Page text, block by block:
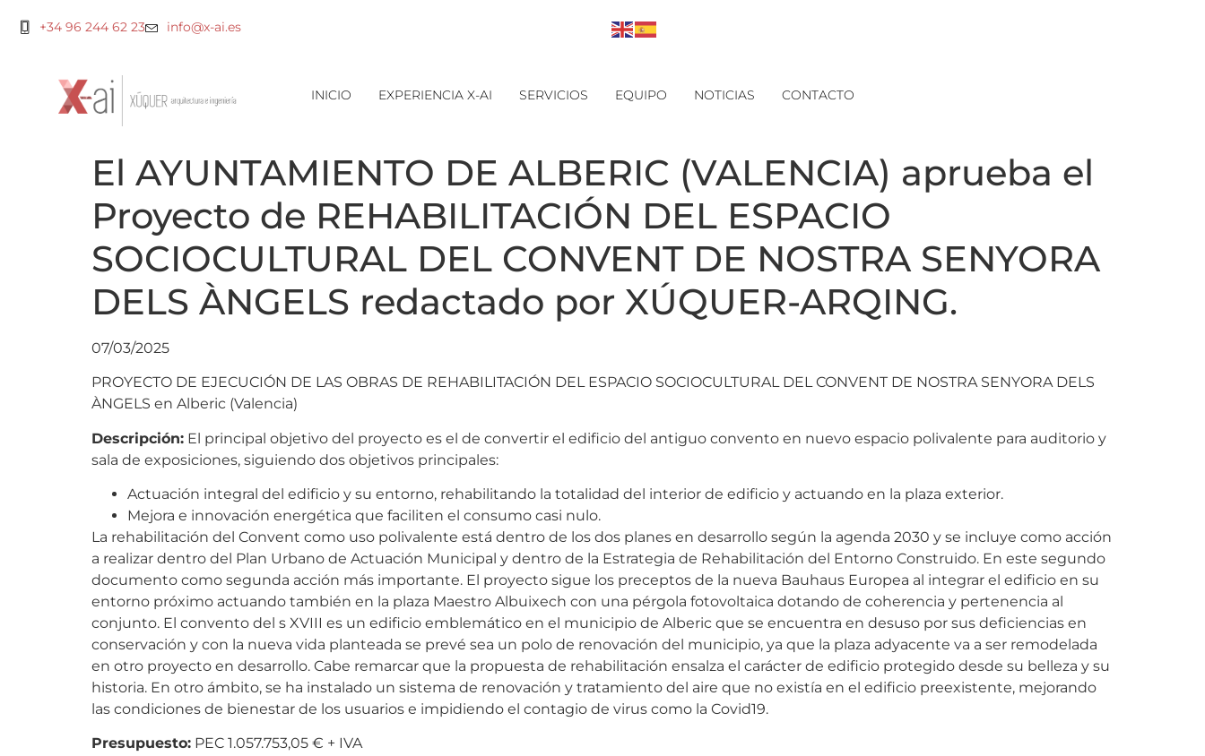
+34 96 244 62 23 info@x-ai.es
INICIO EXPERIENCIA X-AI SERVICIOS EQUIPO NOTICIAS CONTACTO
El AYUNTAMIENTO DE ALBERIC (VALENCIA) aprueba el
Proyecto de REHABILITACIÓN DEL ESPACIO
SOCIOCULTURAL DEL CONVENT DE NOSTRA SENYORA
DELS ÀNGELS redactado por XÚQUER-ARQING.
07/03/2025
PROYECTO DE EJECUCIÓN DE LAS OBRAS DE REHABILITACIÓN DEL ESPACIO SOCIOCULTURAL DEL CONVENT DE NOSTRA SENYORA DELS
ÀNGELS en Alberic (Valencia)
Descripción: El principal objetivo del proyecto es el de convertir el edificio del antiguo convento en nuevo espacio polivalente para auditorio y
sala de exposiciones, siguiendo dos objetivos principales:
Actuación integral del edificio y su entorno, rehabilitando la totalidad del interior de edificio y actuando en la plaza exterior.
Mejora e innovación energética que faciliten el consumo casi nulo.
La rehabilitación del Convent como uso polivalente está dentro de los dos planes en desarrollo según la agenda 2030 y se incluye como acción
a realizar dentro del Plan Urbano de Actuación Municipal y dentro de la Estrategia de Rehabilitación del Entorno Construido. En este segundo
documento como segunda acción más importante. El proyecto sigue los preceptos de la nueva Bauhaus Europea al integrar el edificio en su
entorno próximo actuando también en la plaza Maestro Albuixech con una pérgola fotovoltaica dotando de coherencia y pertenencia al
conjunto. El convento del s XVIII es un edificio emblemático en el municipio de Alberic que se encuentra en desuso por sus deficiencias en
conservación y con la nueva vida planteada se prevé sea un polo de renovación del municipio, ya que la plaza adyacente va a ser remodelada
en otro proyecto en desarrollo. Cabe remarcar que la propuesta de rehabilitación ensalza el carácter de edificio protegido desde su belleza y su
historia. En otro ámbito, se ha instalado un sistema de renovación y tratamiento del aire que no existía en el edificio preexistente, mejorando
las condiciones de bienestar de los usuarios e impidiendo el contagio de virus como la Covid19.
Presupuesto: PEC 1.057.753,05 € + IVA